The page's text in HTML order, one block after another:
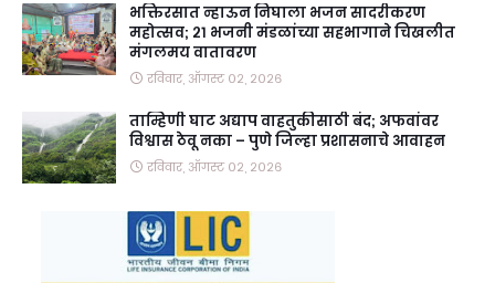
भक्तिरसात न्हाऊन निघाला भजन सादरीकरण
महोत्सव; २१ भजनी मंडळांच्या सहभागाने चिखलीत
मंगलमय वातावरण
रविवार, ऑगस्ट ०२, २०२६
ताम्हिणी घाट अद्याप वाहतुकीसाठी बंद; अफवांवर
विश्वास ठेवू नका – पुणे जिल्हा प्रशासनाचे आवाहन
रविवार, ऑगस्ट ०२, २०२६